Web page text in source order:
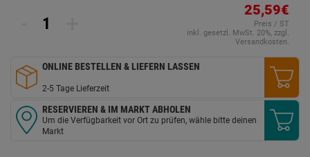
25,59€
Preis / ST
inkl. gesetzl. MwSt. 20%, zzgl.
Versandkosten.
ONLINE BESTELLEN & LIEFERN LASSEN
2-5 Tage Lieferzeit
RESERVIEREN & IM MARKT ABHOLEN
Um die Verfügbarkeit vor Ort zu prüfen, wähle bitte deinen
Markt